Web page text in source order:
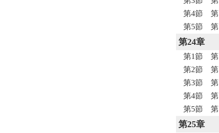
第4節 第
第5節 第
第24章
第1節 第
第2節 第
第3節 第
第4節 第
第5節 第
第25章